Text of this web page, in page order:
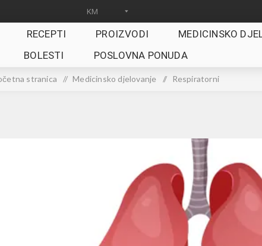
RECEPTI PROIZVODI
MEDICINSKO
BOLESTI
POSLOVNA PONUDA
stranica / Medicinsko djelovanje / Respiratorni